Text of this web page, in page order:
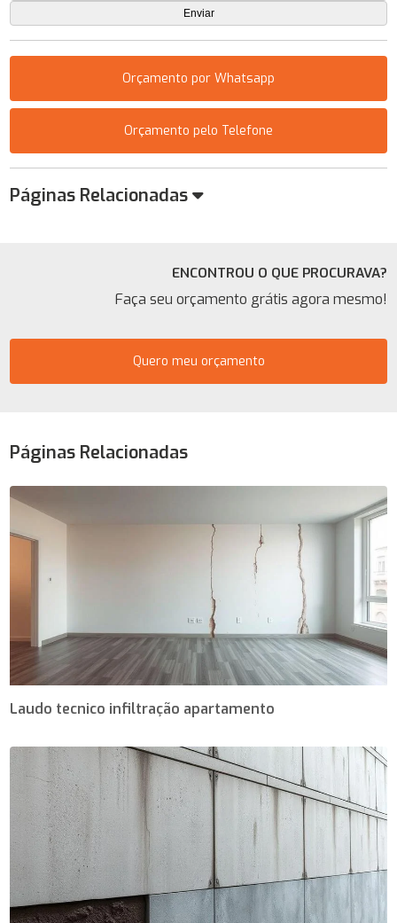
Orçamento por Whatsapp
Orçamento pelo Telefone
Páginas Relacionadas
ENCONTROU O QUE PROCURAVA?
Faça seu orçamento grátis agora mesmo!
Quero meu orçamento
Páginas Relacionadas
Laudo tecnico infiltração apartamento